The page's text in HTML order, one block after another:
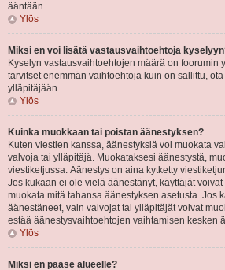
ääntään.
Ylös
Miksi en voi lisätä vastausvaihtoehtoja
Kyselyn vastausvaihtoehtojen määrä on foorumin
tarvitset enemmän vaihtoehtoja kuin on sallittu,
ylläpitäjään.
Ylös
Kuinka muokkaan tai poistan äänestyksen?
Kuten viestien kanssa, äänestyksiä voi muokata
valvoja tai ylläpitäjä. Muokataksesi äänestystä,
viestiketjussa. Äänestys on aina kytketty
Jos kukaan ei ole vielä äänestänyt, käyttäjät
muokata mitä tahansa äänestyksen asetusta. Jos
äänestäneet, vain valvojat tai ylläpitäjät voivat
estää äänestysvaihtoehtojen vaihtamisen kesken
Ylös
Miksi en pääse alueelle?